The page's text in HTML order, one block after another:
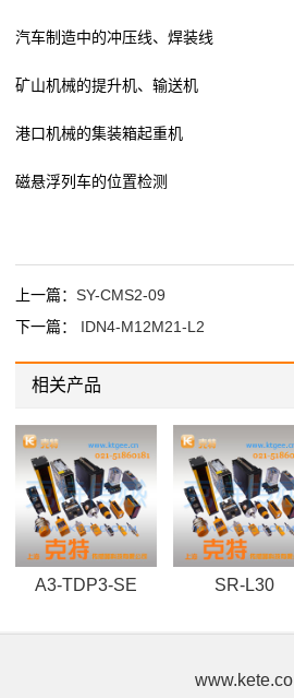
汽车制造中的冲压线、焊装线
矿山机械的提升机、输送机
港口机械的集装箱起重机
磁悬浮列车的位置检测
上一篇： SY-CMS2-09
下一篇： IDN4-M12M21-L2
相关产品
A3-TDP3-SE SR-L30
www.kete.co